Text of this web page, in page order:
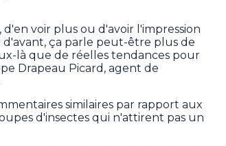
voir plus ou d'avoir l'impression
ça parle peut-être plus de
là que de réelles tendances pour
Drapeau Picard, agent de
similaires par rapport aux
d'insectes qui n'attirent pas un